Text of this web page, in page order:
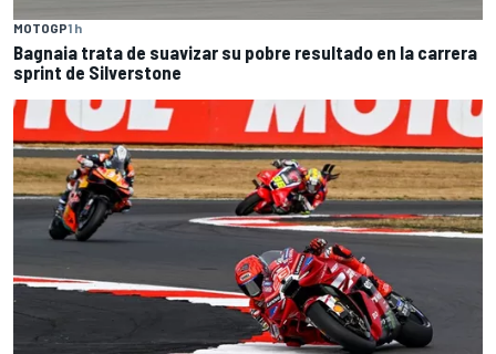
MOTOGP1 h
Bagnaia trata de suavizar su pobre resultado en la carrera
sprint de Silverstone